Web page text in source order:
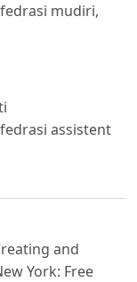
mudiri,
assistent
and
York: Free